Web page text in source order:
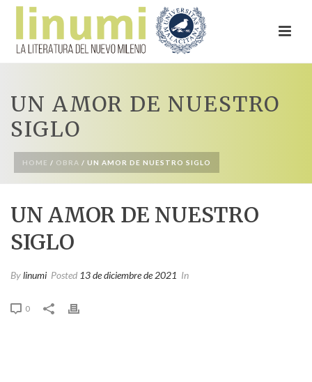
UN AMOR DE NUESTRO
SIGLO
HOME / OBRA / UN AMOR DE NUESTRO SIGLO
UN AMOR DE NUESTRO
SIGLO
Bylinumi Posted 13 de diciembre de 2021 In
0